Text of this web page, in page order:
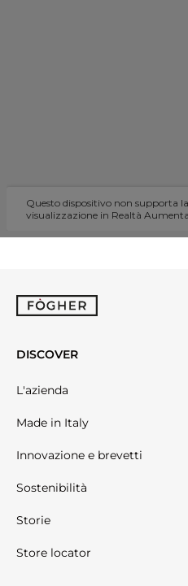
DISCOVER
L'azienda
Made in Italy
Innovazione e brevetti
Sostenibilità
Storie
Store locator